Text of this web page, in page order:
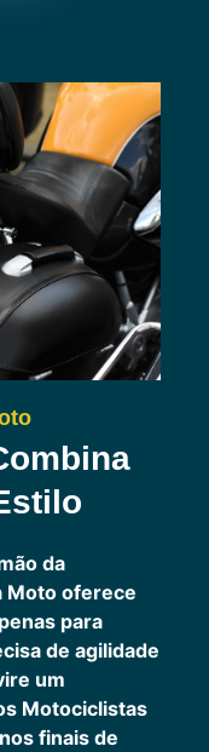
da
Moto oferece
para
de agilidade
um
Motociclistas
finais de